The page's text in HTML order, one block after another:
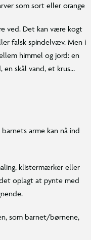
som sort eller orange
ved. Det kan være kogt
falsk spindelvæv. Men i
himmel og jord: en
en skål vand, et krus…
barnets arme kan nå ind
klistermærker eller
oplagt at pynte med
som barnet/børnene,